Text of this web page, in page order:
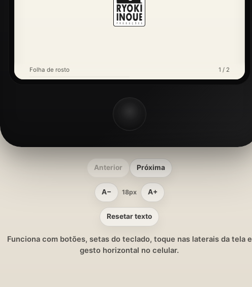
Folha de rosto 1 / 2
Anterior Próxima
A− 18px A+
Resetar texto
Funciona com botões, setas do teclado, toque nas laterais da tela e
gesto horizontal no celular.